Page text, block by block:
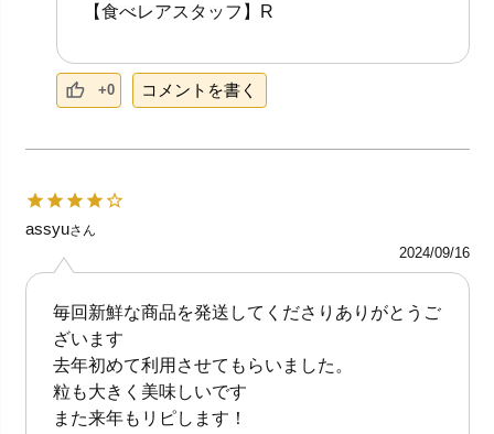
【食べレアスタッフ】R
+0 コメントを書く
assyuさん
2024/09/16
毎回新鮮な商品を発送してくださりありがとうご
ざいます
去年初めて利用させてもらいました。
粒も大きく美味しいです
また来年もリピします！